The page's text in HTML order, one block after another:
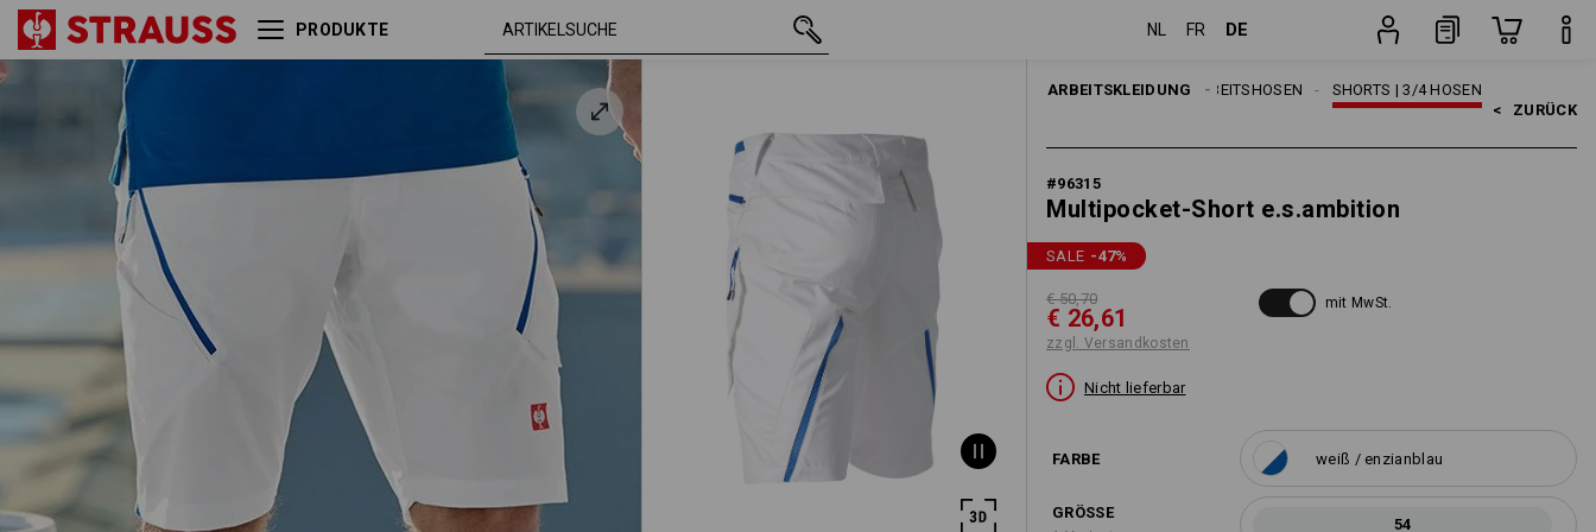
PRODUKTE NL FR DE
ARBEITSKLEIDUNG SHORTS | 3/4 HOSEN
ARBEITSHOSEN
HERREN
< ZURÜCK
#96315
Multipocket-Short e.s.ambition
SALE -47%
€ 50,70
€ 26,61
zzgl. Versandkosten
mit MwSt.
Nicht lieferbar
FARBE weiß / enzianblau
GRÖSSE
54
Multipocket-Short
e.s.ambition
54